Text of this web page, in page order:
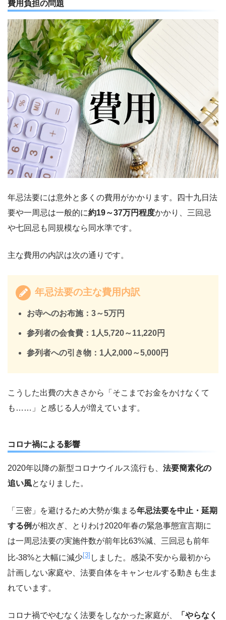
費用負担の問題
年忌法要には意外と多くの費用がかかります。四十九日法
要や一周忌は一般的に約19～37万円程度かかり、三回忌
や七回忌も同規模なら同水準です。
主な費用の内訳は次の通りです。
年忌法要の主な費用内訳
お寺へのお布施：3～5万円
参列者の会食費：1人5,720～11,220円
参列者への引き物：1人2,000～5,000円
こうした出費の大きさから「そこまでお金をかけなくて
も……」と感じる人が増えています。
コロナ禍による影響
2020年以降の新型コロナウイルス流行も、 法要簡素化の
追い風となりました。
「三密」を避けるため大勢が集まる年忌法要を中止・延期
する例 が相次ぎ、とりわけ2020年春の緊急事態宣言期に
は一周忌法要の実施件数が前年比63%減、三回忌も前年
比-38%と大幅に減少[3] しました。感染不安から最初から
計画しない家庭や、法要自体をキャンセルする動きも生ま
れています。
コロナ禍でやむなく法要をしなかった家庭が、
「やらなく